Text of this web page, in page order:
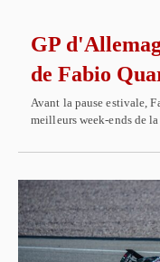
GP
de Fabio
Avant la pause estivale,
meilleurs week-ends de